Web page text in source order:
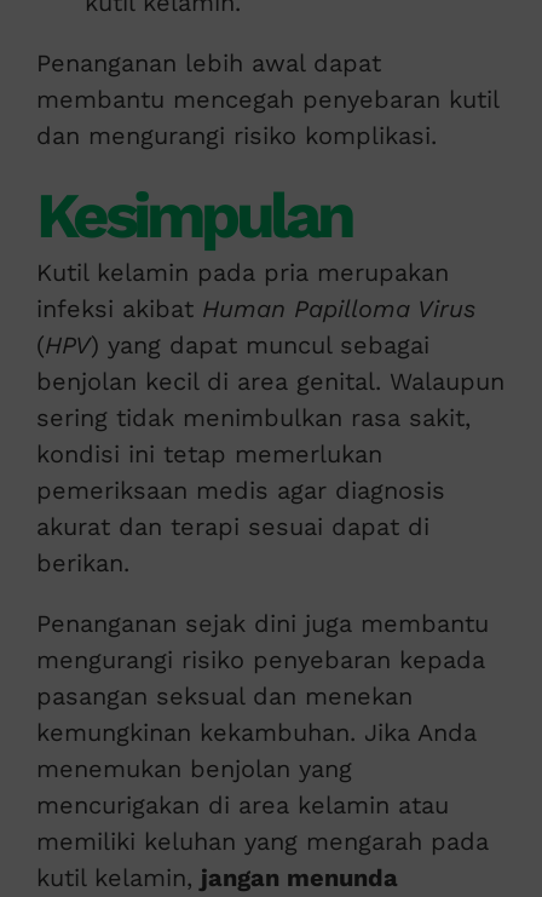
Penanganan lebih awal dapat
membantu mencegah penyebaran kutil
dan mengurangi risiko komplikasi.
Kesimpulan
Kutil kelamin pada pria merupakan
infeksi akibat Human Papilloma Virus
(HPV) yang dapat muncul sebagai
benjolan kecil di area genital. Walaupun
sering tidak menimbulkan rasa sakit,
kondisi ini tetap memerlukan
pemeriksaan medis agar diagnosis
akurat dan terapi sesuai dapat di
berikan.
Penanganan sejak dini juga membantu
mengurangi risiko penyebaran kepada
pasangan seksual dan menekan
kemungkinan kekambuhan. Jika Anda
menemukan benjolan yang
mencurigakan di area kelamin atau
memiliki keluhan yang mengarah pada
kutil kelamin, jangan menunda